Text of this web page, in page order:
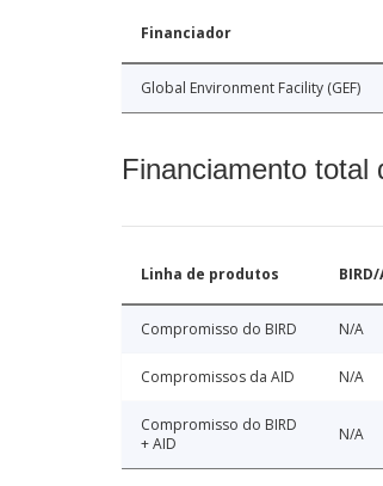
Financiador
Global Environment Facility (GEF)
Financiamento total
Linha de produtos BIRD/
Compromisso do BIRD N/A
Compromissos da AID N/A
Compromisso do BIRD
+ AID
N/A